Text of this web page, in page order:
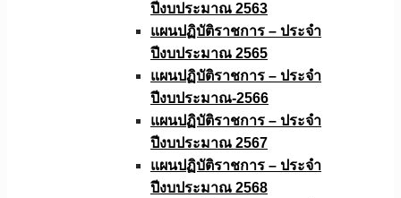
ปีงบประมาณ 2563
แผนปฏิบัติราชการ – ประจำ
ปีงบประมาณ 2565
แผนปฏิบัติราชการ – ประจำ
ปีงบประมาณ-2566
แผนปฏิบัติราชการ – ประจำ
ปีงบประมาณ 2567
แผนปฏิบัติราชการ – ประจำ
ปีงบประมาณ 2568